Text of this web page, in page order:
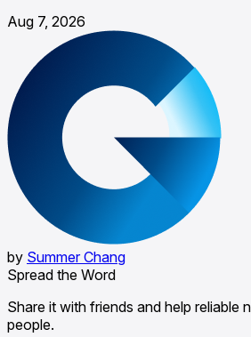
Aug 7, 2026
by Summer Chang
Spread the Word
Share it with friends and help reliable
people.